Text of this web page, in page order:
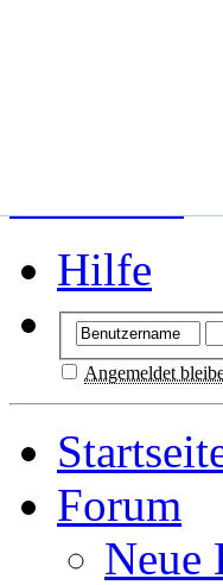
Hilfe
Angemeldet
Forum
Neue